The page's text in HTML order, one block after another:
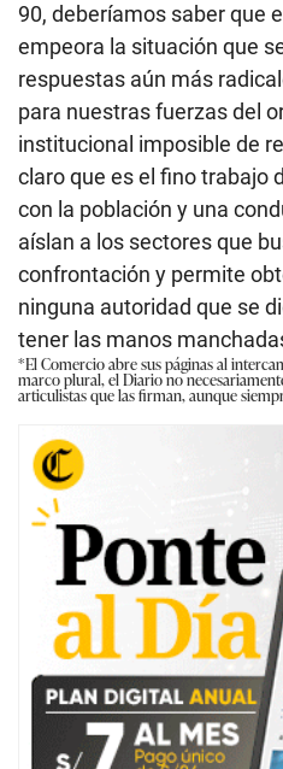
90, deberíamos saber que
empeora la situación que
respuestas aún más
para nuestras fuerzas del
institucional imposible de
claro que es el fino trabajo
con la población y una
aíslan a los sectores que
confrontación y permite
ninguna autoridad que se
tener las manos
*El Comercio abre sus páginas al
marco plural, el Diario no
articulistas que las firman, aunque